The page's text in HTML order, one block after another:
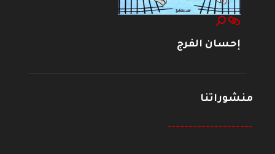
إحسان الفرج
منشوراتنا
--------------------